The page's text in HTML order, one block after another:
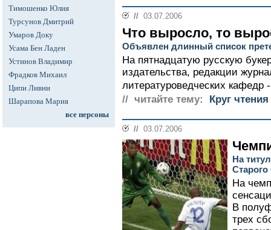
Тимошенко Юлия
Турсунов Дмитрий
Умаров Доку
Усама Бен Ладен
Устинов Владимир
Фрадков Михаил
Ципи Ливни
Шарапова Мария
все персоны
// 03.07.2006
Что выросло, то
Объявлен длинный список
На пятнадцатую русскую
издательства, редакции
литературоведческих
// читайте тему:
Круг чтения
// 03.07.2006
На
Старого
На
В
трех